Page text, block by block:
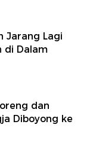
Jarang Lagi
di Dalam
dan
Diboyong ke